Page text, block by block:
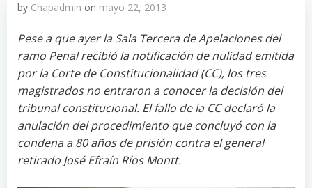
by Chapadmin on mayo 22, 2013
Pese a que ayer la Sala Tercera de Apelaciones del
ramo Penal recibió la notificación de nulidad emitida
por la Corte de Constitucionalidad (CC), los tres
magistrados no entraron a conocer la decisión del
tribunal constitucional. El fallo de la CC declaró la
anulación del procedimiento que concluyó con la
condena a 80 años de prisión contra el general
retirado José Efraín Ríos Montt.